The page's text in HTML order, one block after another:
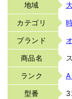
地域
カテゴリ
ブランド
商品名
ランク A
型番